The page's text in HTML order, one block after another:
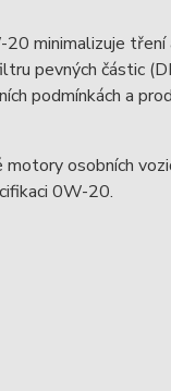
minimalizuje tření
pevných částic
podmínkách a
osobních
0W-20.